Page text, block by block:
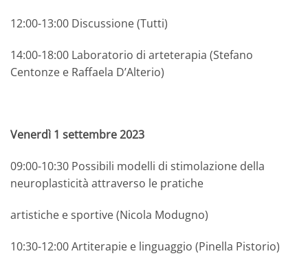
12:00-13:00 Discussione (Tutti)
14:00-18:00 Laboratorio di arteterapia (Stefano
Centonze e Raffaela D’Alterio)
Venerdì 1 settembre 2023
09:00-10:30 Possibili modelli di stimolazione della
neuroplasticità attraverso le pratiche
artistiche e sportive (Nicola Modugno)
10:30-12:00 Artiterapie e linguaggio (Pinella Pistorio)